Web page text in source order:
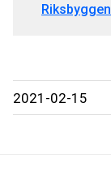
Riksbyggen
2021-02-15